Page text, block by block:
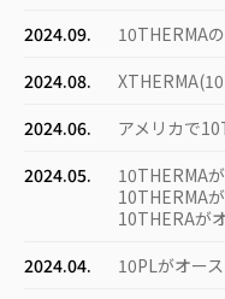
2024.09.
10THERMA
2024.08.
2024.06.
アメリカで
2024.05.
10THERMA
10THERMA
10THERAが
2024.04.
10PLがオー